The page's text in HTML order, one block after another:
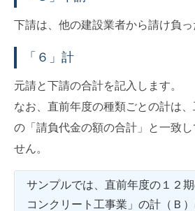
下請は、他の建設業者から請け負っ
「６」計
元請と下請の合計を記入します。
なお、直前年度の種類ごとの計は
の「請負代金の額の合計」と一致
せん。
サンプルでは、直前年度の１２
コンクリート工事業」の計（Ｂ